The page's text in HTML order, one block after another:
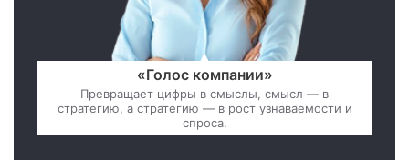
«Голос компании»
Превращает цифры в смыслы, смысл — в
стратегию, а стратегию — в рост узнаваемости и
спроса.